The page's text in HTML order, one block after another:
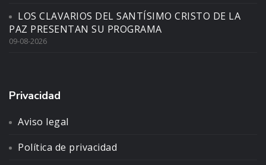
LOS CLAVARIOS DEL SANTÍSIMO CRISTO DE LA
PAZ PRESENTAN SU PROGRAMA
09-08-2026
Privacidad
Aviso legal
Política de privacidad